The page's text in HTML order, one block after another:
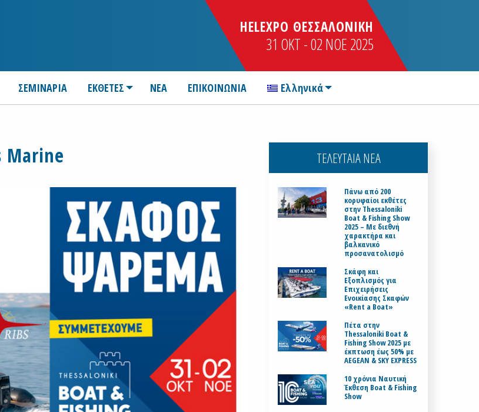
HELEXPO ΘΕΣΣΑΛΟΝΙΚΗ
31 OKT - 02 NOE 2025
ΣΕΜΙΝΑΡΙΑ ΕΚΘΕΤΕΣ ΝΕΑ ΕΠΙΚΟΙΝΩΝΙΑ Ελληνικά
Marine ΤΕΛΕΥΤΑΙΑ ΝΕΑ
Πάνω από 200
κορυφαίοι εκθέτες
στην Thessaloniki
Boat & Fishing Show
2025 – Με διεθνή
χαρακτήρα και
βαλκανικό
προσανατολισμό
Σκάφη και
Εξοπλισμός για
Επιχειρήσεις
Ενοικίασης Σκαφών
«Rent a Boat»
Πέτα στην
Thessaloniki Boat &
Fishing Show 2025 με
έκπτωση έως 50% με
AEGEAN & SKY EXPRESS
10 χρόνια Ναυτική
Έκθεση Boat & Fishing
Show